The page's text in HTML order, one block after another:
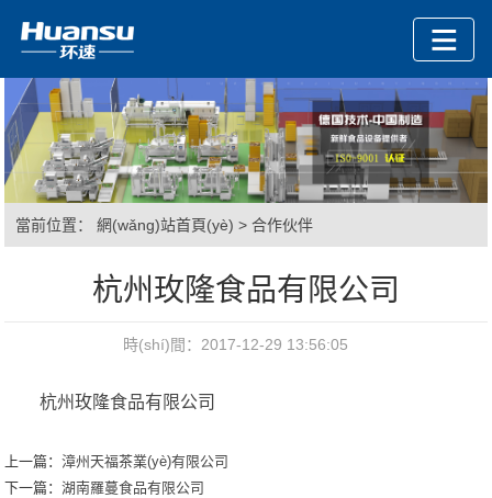
當前位置：網(wǎng)站首頁(yè) >合作伙伴
杭州玫隆食品有限公司
時(shí)間：2017-12-29 13:56:05
杭州玫隆食品有限公司
上一篇：漳州天福茶業(yè)有限公司
下一篇：湖南羅蔓食品有限公司